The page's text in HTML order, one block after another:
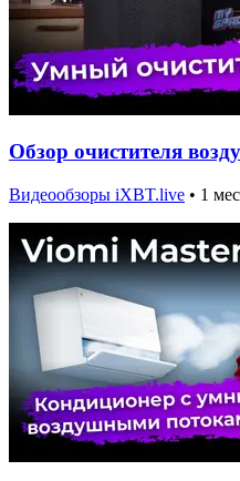
Обзор очистителя
Видеообзоры iXBT.live • 1